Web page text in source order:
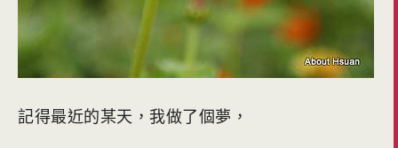
記得最近的某天，我做了個夢，